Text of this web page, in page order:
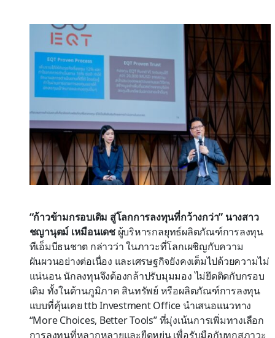
“ก้าวข้ามกรอบเดิม สู่โลกการลงทุนที่กว้างกว่า” นางสาว
ชญานุตม์ เหมือนเดชผู้บริหารกลยุทธ์ผลิตภัณฑ์การลงทุน
ทีเอ็มบีธนชาต กล่าวว่า ในภาวะที่โลกเผชิญกับความ
ผันผวนอย่างต่อเนื่อง และเศรษฐกิจยังคงเต็มไปด้วยความไม่
แน่นอน นักลงทุนจึงต้องกล้าปรับมุมมอง ไม่ยึดติดกับกรอบ
เดิม ทั้งในด้านภูมิภาค สินทรัพย์ หรือผลิตภัณฑ์การลงทุน
แบบที่คุ้นเคย ttb Investment Office นำเสนอแนวทาง
“More Choices, Better Tools” ที่มุ่งเน้นการเพิ่มทางเลือก
การลงทุนที่หลากหลายและยืดหยุ่น เพื่อรับมือกับทุกสภาวะ